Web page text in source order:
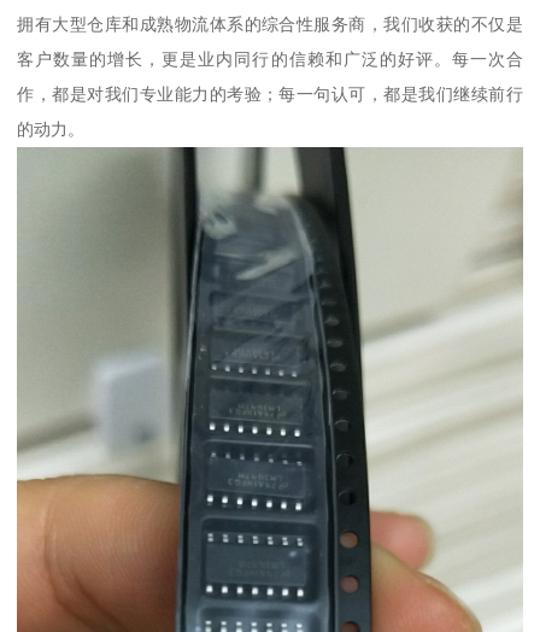
拥有大型仓库和成熟物流体系的综合性服务商，我们收获的不仅是
客户数量的增长，更是业内同行的信赖和广泛的好评。每一次合
作，都是对我们专业能力的考验；每一句认可，都是我们继续前行
的动力。